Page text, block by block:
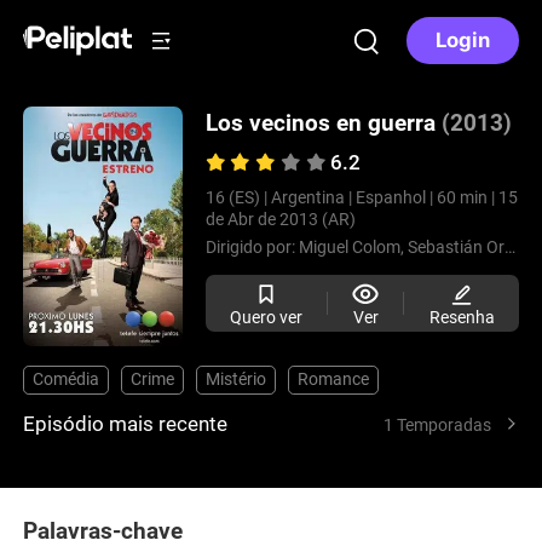
Login
Los vecinos en guerra (2013)
6.2
16 (ES) | Argentina | Espanhol | 60 min | 15
de Abr de 2013 (AR)
Dirigido por: Miguel Colom, Sebastián Ortega
Quero ver Ver Resenha
Comédia Crime Mistério Romance
Episódio mais recente 1 Temporadas
Palavras-chave